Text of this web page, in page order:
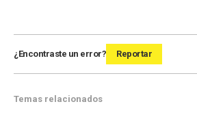
¿Encontraste un error? Reportar
Temas relacionados